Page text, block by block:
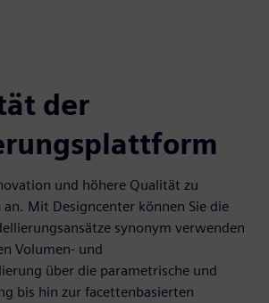
der
und höhere Qualität zu
Mit Designcenter können Sie die
synonym verwenden
Volumen- und
über die parametrische und
bis hin zur facettenbasierten